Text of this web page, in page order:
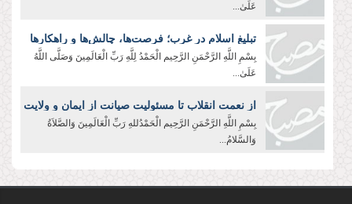
عَلَىٰ...
تبلیغ اسلام در غرب؛ فرصت‌ها، چالش‌ها و راهکارها
بِسْمِ اللَّهِ الرَّحْمَنِ الرَّحِیم الْحَمْدُ لِلَّهِ رَبِّ الْعَالَمِينَ وَصَلَّى اللَّهُ
عَلَىٰ...
از نعمت انقلاب تا مسئولیت صیانت از ایمان و ولایت
بِسْمِ اللَّهِ الرَّحْمَنِ الرَّحِیم الْحَمْدُللهِ رَبِّ الْعَالَمِینَ وَالصَّلاَةُ
وَالسَّلامُ...